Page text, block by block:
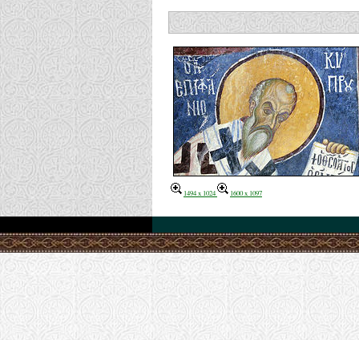
1494 x 1024 1600 x 1097